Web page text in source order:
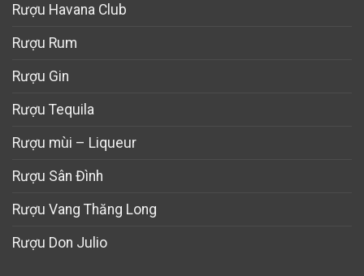
Rượu Havana Club
Rượu Rum
Rượu Gin
Rượu Tequila
Rượu mùi – Liqueur
Rượu Sân Đình
Rượu Vang Thăng Long
Rượu Don Julio